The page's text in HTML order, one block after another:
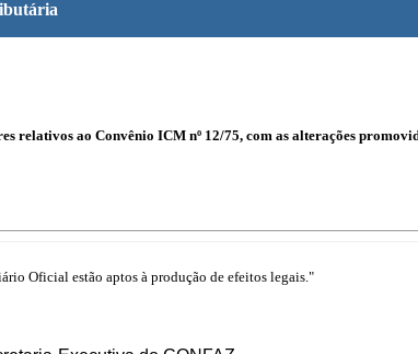
ao Convênio ICM nº 12/75, com as alterações
Oficial estão aptos à produção de efeitos legais."